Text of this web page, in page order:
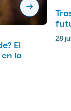
arrow_right_alt
El
la
28